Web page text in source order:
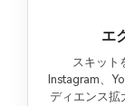
エ
スキット
Instagram、
ディエンス拡